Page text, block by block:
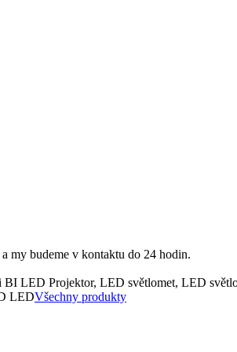
my budeme v kontaktu do 24 hodin.
BI LED Projektor, LED světlomet, LED
LEDVšechny produkty